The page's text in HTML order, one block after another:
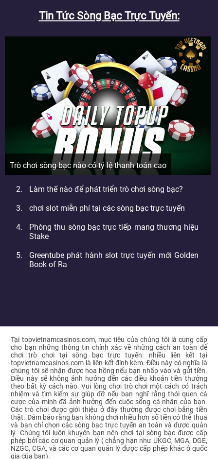
Tin Tức Sòng Bạc Trực Tuyến
Trò chơi sòng bạc nào có tỷ lệ thanh toán cao
Làm thế nào để phát triển trò chơi sòng bạc?
chơi slot miễn phí tại các sòng bạc trực tuyến
Phòng thu sòng bạc trực tiếp mang thương hiệu
Stake
Greentube phát hành slot trực tuyến mới Golden
Book of Ra
Tại topvietnamcasinos.com, mục tiêu của chúng tôi là cung cấp
cho bạn những thông tin chính xác về những cách an toàn để
chơi trò chơi tại sòng bạc trực tuyến. nhiều liên kết tại
topvietnamcasinos.com là liên kết đính kèm. Điều này có nghĩa là
chúng tôi sẽ nhận được hoa hồng nếu bạn nhấp vào và gửi tiền.
Điều này sẽ không ảnh hưởng đến các điều khoản tiền thưởng
theo bất kỳ cách nào. Vui lòng chơi trò chơi một cách có trách
nhiệm và tìm kiếm sự giúp đỡ nếu bạn nghĩ rằng thói quen cá
cược của mình đã ảnh hưởng đến cuộc sống cá nhân của bạn.
Các trò chơi được giới thiệu ở đây thường được chơi bằng tiền
thật. Đảm bảo rằng bạn không chơi nhiều hơn số tiền có thể thua
và bạn chỉ chọn các sòng bạc trực tuyến an toàn và được quản
lý. Chúng tôi luôn khuyên bạn nên chơi tại sòng bạc được cấp
phép bởi các cơ quan quản lý ( chẳng hạn như UKGC, MGA, DGE,
NZGC, CGA, và các cơ quan quản lý được cấp phép khác ở quốc
gia của bạn).